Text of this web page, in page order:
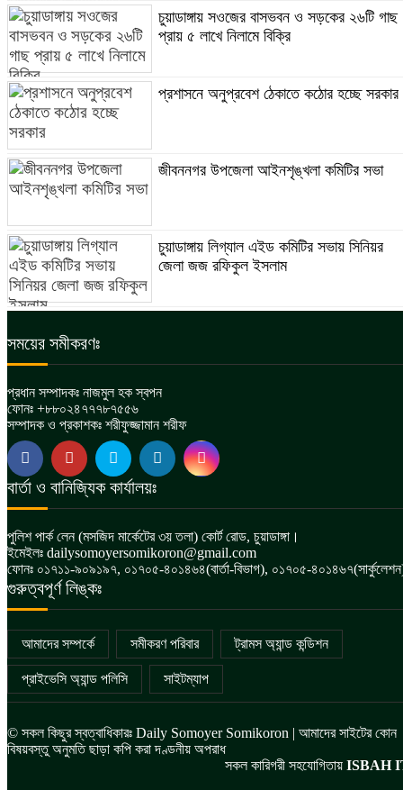
চুয়াডাঙ্গায় সওজের বাসভবন ও সড়কের ২৬টি গাছ
প্রায় ৫ লাখে নিলামে বিক্রি
প্রশাসনে অনুপ্রবেশ ঠেকাতে কঠোর হচ্ছে সরকার
জীবননগর উপজেলা আইনশৃঙ্খলা কমিটির সভা
চুয়াডাঙ্গায় লিগ্যাল এইড কমিটির সভায় সিনিয়র
জেলা জজ রফিকুল ইসলাম
সময়ের সমীকরণঃ
প্রধান সম্পাদকঃ নাজমুল হক স্বপন
ফোনঃ +৮৮০২৪৭৭৭৮৭৫৫৬
সম্পাদক ও প্রকাশকঃ শরীফুজ্জামান শরীফ
বার্তা ও বানিজ্যিক কার্যালয়ঃ
পুলিশ পার্ক লেন (মসজিদ মার্কেটের ৩য় তলা) কোর্ট রোড, চুয়াডাঙ্গা।
ইমেইলঃ dailysomoyersomikoron@gmail.com
ফোনঃ ০১৭১১-৯০৯১৯৭, ০১৭০৫-৪০১৪৬৪(বার্তা-বিভাগ), ০১৭০৫-
গুরুত্বপূর্ণ লিঙ্কঃ
আমাদের সম্পর্কে সমীকরণ পরিবার ট্রামস অ্যান্ড কন্ডিশন
প্রাইভেসি অ্যান্ড পলিসি সাইটম্যাপ
© সকল কিছুর স্বত্বাধিকারঃ Daily Somoyer Somikoron | আমাদের সাইটের কোন
বিষয়বস্তু অনুমতি ছাড়া কপি করা দণ্ডনীয় অপরাধ
সকল কারিগরী সহযোগিতায় ISBAH